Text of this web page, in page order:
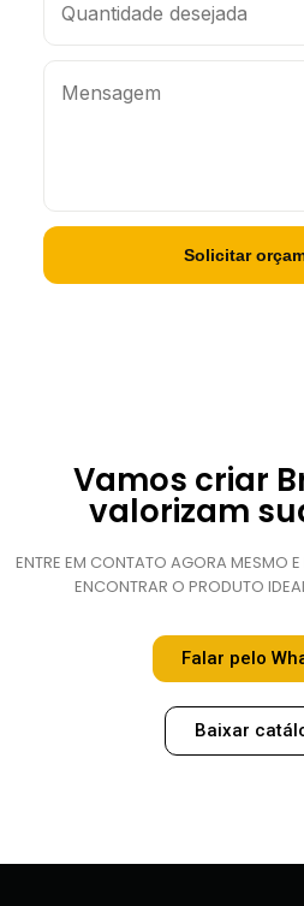
Solicitar
Vamos criar
valorizam
ENTRE EM CONTATO AGORA MESMO
ENCONTRAR O PRODUTO
Falar pelo
Baixar